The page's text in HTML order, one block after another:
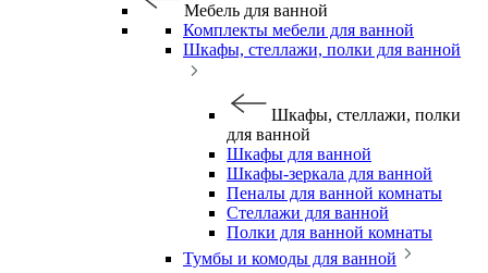
Мебель для ванной
Комплекты мебели для ванной
Шкафы, стеллажи, полки для ванной
Шкафы, стеллажи, полки
для ванной
Шкафы для ванной
Шкафы-зеркала для ванной
Пеналы для ванной комнаты
Стеллажи для ванной
Полки для ванной комнаты
Тумбы и комоды для ванной